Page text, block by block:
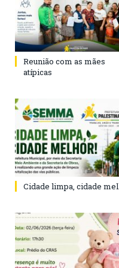
Reunião com as mães
atípicas
Cidade limpa, cidade